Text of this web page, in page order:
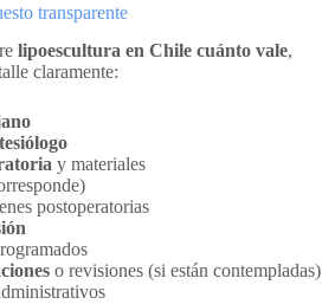
transparente
lipoescultura en Chile cuánto vale,
claramente:
y materiales
postoperatorias
o revisiones (si están contempladas)